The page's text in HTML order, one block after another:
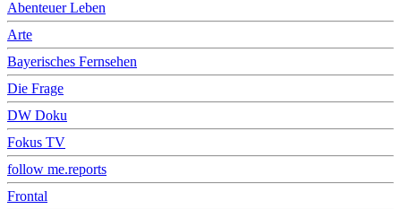
Abenteuer Leben
Arte
Bayerisches Fernsehen
Die Frage
DW Doku
Fokus TV
follow me.reports
Frontal